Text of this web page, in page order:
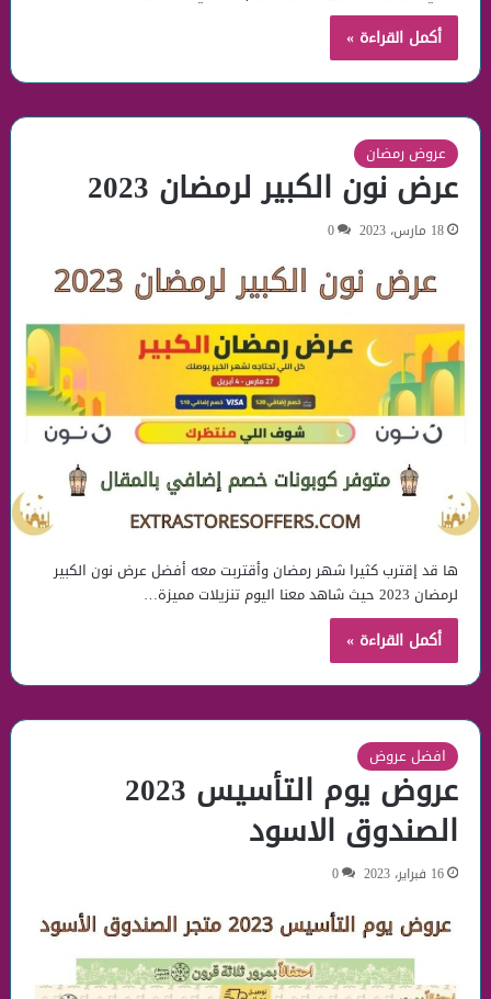
أكمل القراءة »
عروض رمضان
عرض نون الكبير لرمضان 2023
18 مارس، 2023 0
ها قد إقترب كثيرا شهر رمضان وأقتربت معه أفضل عرض نون الكبير
لرمضان 2023 حيث شاهد معنا اليوم تنزيلات مميزة…
أكمل القراءة »
افضل عروض
عروض يوم التأسيس 2023
الصندوق الاسود
16 فبراير، 2023 0